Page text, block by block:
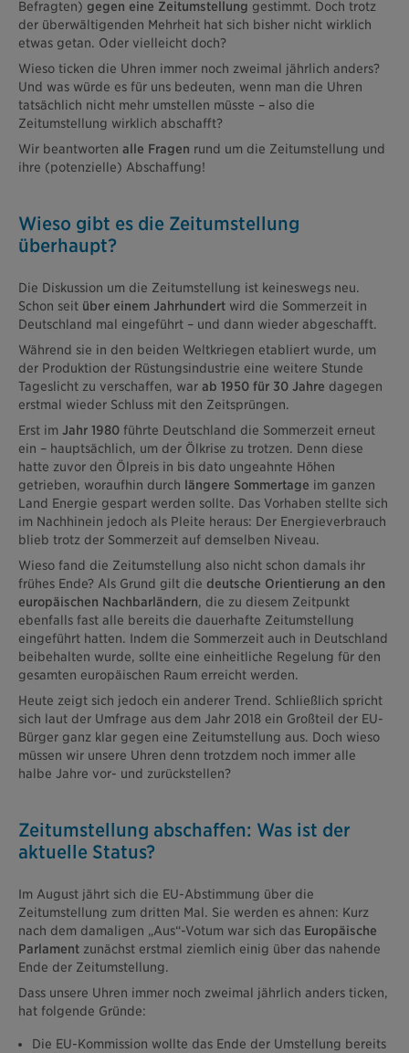
Befragten) gegen eine Zeitumstellung gestimmt. Doch trotz
der überwältigenden Mehrheit hat sich bisher nicht wirklich
etwas getan. Oder vielleicht doch?
Wieso ticken die Uhren immer noch zweimal jährlich anders?
Und was würde es für uns bedeuten, wenn man die Uhren
tatsächlich nicht mehr umstellen müsste – also die
Zeitumstellung wirklich abschafft?
Wir beantworten alle Fragen rund um die Zeitumstellung und
ihre (potenzielle) Abschaffung!
Wieso gibt es die Zeitumstellung
überhaupt?
Die Diskussion um die Zeitumstellung ist keineswegs neu.
Schon seit über einem Jahrhundert wird die Sommerzeit in
Deutschland mal eingeführt – und dann wieder abgeschafft.
Während sie in den beiden Weltkriegen etabliert wurde, um
der Produktion der Rüstungsindustrie eine weitere Stunde
Tageslicht zu verschaffen, war ab 1950 für 30 Jahre dagegen
erstmal wieder Schluss mit den Zeitsprüngen.
Erst im Jahr 1980 führte Deutschland die Sommerzeit erneut
ein – hauptsächlich, um der Ölkrise zu trotzen. Denn diese
hatte zuvor den Ölpreis in bis dato ungeahnte Höhen
getrieben, woraufhin durch längere Sommertage im ganzen
Land Energie gespart werden sollte. Das Vorhaben stellte sich
im Nachhinein jedoch als Pleite heraus: Der Energieverbrauch
blieb trotz der Sommerzeit auf demselben Niveau.
Wieso fand die Zeitumstellung also nicht schon damals ihr
frühes Ende? Als Grund gilt die deutsche Orientierung an den
europäischen Nachbarländern, die zu diesem Zeitpunkt
ebenfalls fast alle bereits die dauerhafte Zeitumstellung
eingeführt hatten. Indem die Sommerzeit auch in Deutschland
beibehalten wurde, sollte eine einheitliche Regelung für den
gesamten europäischen Raum erreicht werden.
Heute zeigt sich jedoch ein anderer Trend. Schließlich spricht
sich laut der Umfrage aus dem Jahr 2018 ein Großteil der EU-
Bürger ganz klar gegen eine Zeitumstellung aus. Doch wieso
müssen wir unsere Uhren denn trotzdem noch immer alle
halbe Jahre vor- und zurückstellen?
Zeitumstellung abschaffen: Was ist der
aktuelle Status?
Im August jährt sich die EU-Abstimmung über die
Zeitumstellung zum dritten Mal. Sie werden es ahnen: Kurz
nach dem damaligen „Aus“-Votum war sich das Europäische
Parlament zunächst erstmal ziemlich einig über das nahende
Ende der Zeitumstellung.
Dass unsere Uhren immer noch zweimal jährlich anders ticken,
hat folgende Gründe:
Die EU-Kommission wollte das Ende der Umstellung bereits